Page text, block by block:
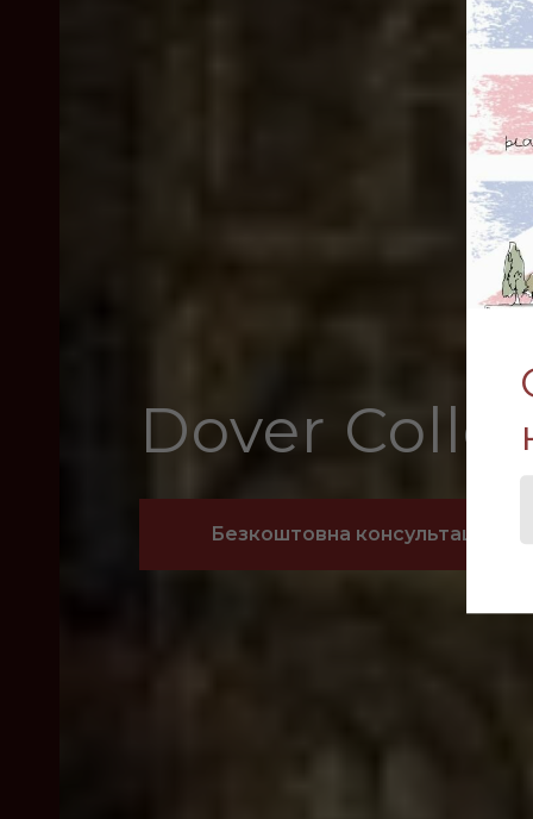
Dover
Безкоштовна консультація